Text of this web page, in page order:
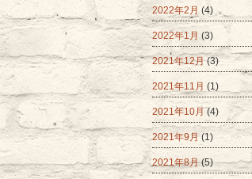
2022年2月(4)
2022年1月 (3)
2021年12月(3)
2021年11月 (1)
2021年10月(4)
2021年9月(1)
2021年8月(5)